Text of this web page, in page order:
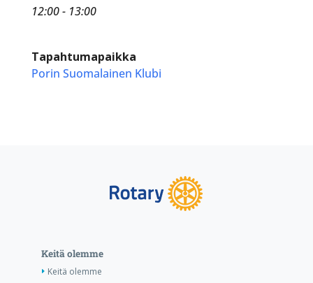
12:00 - 13:00
Tapahtumapaikka
Porin Suomalainen Klubi
Keitä olemme
Keitä olemme